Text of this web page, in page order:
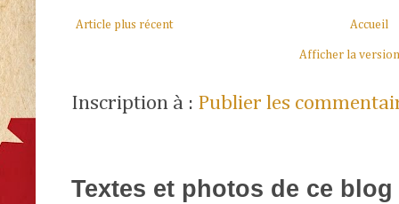
Article plus récent Accueil
Afficher la
Inscription à : Publier les
Textes et photos de ce